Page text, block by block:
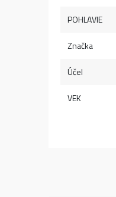
POHLAVIE
Značka
Účel
VEK